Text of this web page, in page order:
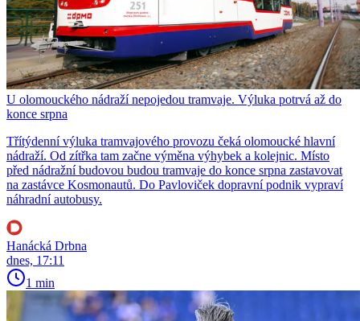
U olomouckého nádraží nepojedou tramvaje. Výluka potrvá až do
konce srpna
Třítýdenní výluka tramvajového provozu čeká olomoucké hlavní
nádraží. Od zítřka tam začne výměna výhybek a kolejnic. Místo
před nádražní budovou budou tramvaje do konce srpna zastavovat
na zastávce Kosmonautů. Do Pavloviček dopravní podnik vypraví
náhradní autobusy.
Hanácká Drbna
dnes, 17:11
1 min